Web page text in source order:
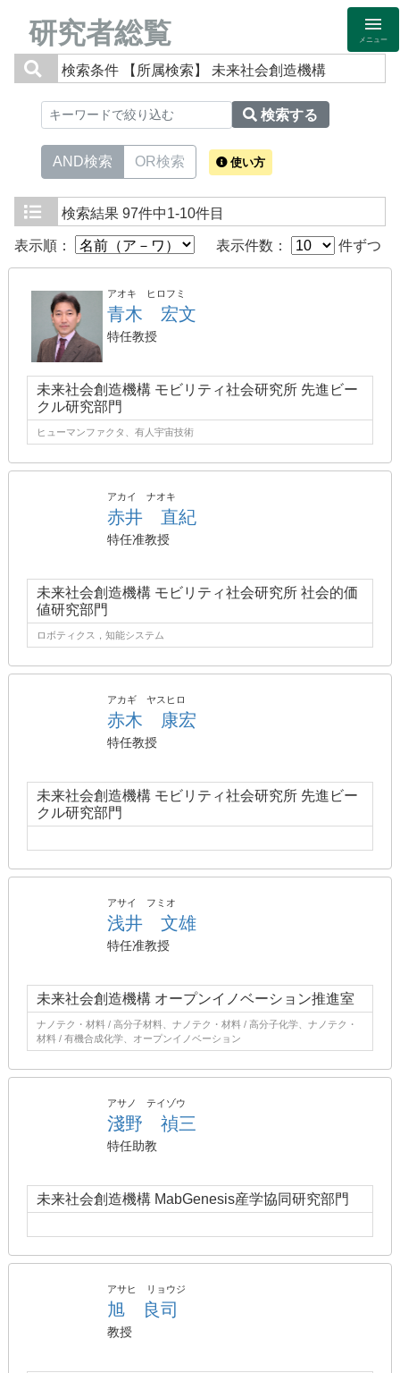
研究者総覧 メニュー
検索条件 【所属検索】 未来社会創造機構
検索する
AND検索 OR検索 使い方
検索結果 97件中1-10件目
表示順： 表示件数： 件ずつ
アオキ ヒロフミ
青木 宏文
特任教授
未来社会創造機構 モビリティ社会研究所 先進ビー
クル研究部門
ヒューマンファクタ、有人宇宙技術
アカイ ナオキ
赤井 直紀
特任准教授
未来社会創造機構 モビリティ社会研究所 社会的価
値研究部門
ロボティクス，知能システム
アカギ ヤスヒロ
赤木 康宏
特任教授
未来社会創造機構 モビリティ社会研究所 先進ビー
クル研究部門
アサイ フミオ
浅井 文雄
特任准教授
未来社会創造機構 オープンイノベーション推進室
ナノテク・材料 / 高分子材料、ナノテク・材料 / 高分子化学、ナノテク・
材料 / 有機合成化学、オープンイノベーション
アサノ テイゾウ
淺野 禎三
特任助教
未来社会創造機構 MabGenesis産学協同研究部門
アサヒ リョウジ
旭 良司
教授